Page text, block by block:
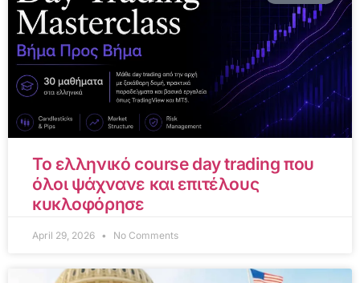
Το ελληνικό course day trading που
όλοι ψάχνανε και επιτέλους
κυκλοφόρησε
April 29, 2026 No Comments